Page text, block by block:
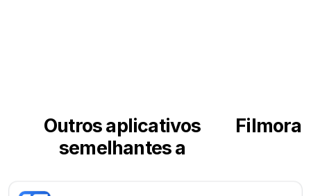
Outros aplicativos
semelhantes a
Filmora